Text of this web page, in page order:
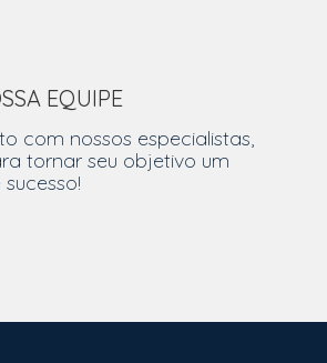
EQUIPE
com nossos especialistas,
tornar seu objetivo um